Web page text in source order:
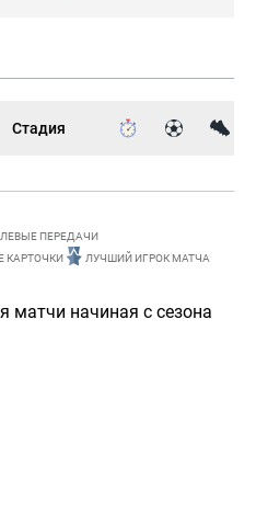
Стадия
ПЕРЕДАЧИ
КАРТОЧКИ ЛУЧШИЙ ИГРОК МАТЧА
матчи начиная с сезона